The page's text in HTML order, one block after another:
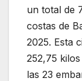
un total de
costas de
2025. Esta
252,75
las 23